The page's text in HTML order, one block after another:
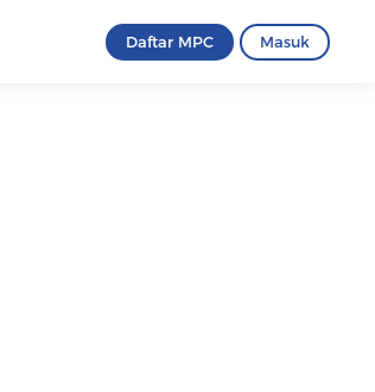
Daftar MPC Masuk